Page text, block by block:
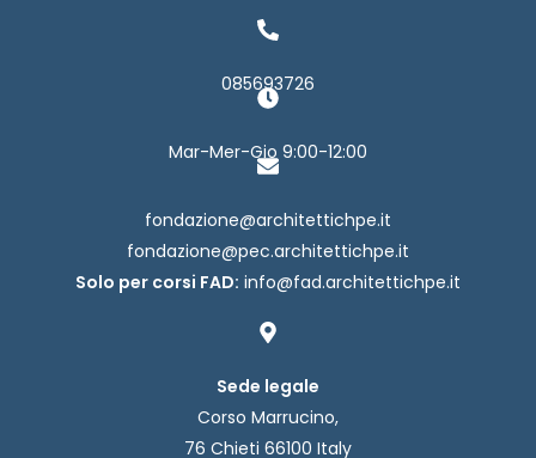
085693726
Mar-Mer-Gio 9:00-12:00
fondazione@architettichpe.it
fondazione@pec.architettichpe.it
Solo per corsi FAD: info@fad.architettichpe.it
Sede legale
Corso Marrucino,
76 Chieti 66100 Italy